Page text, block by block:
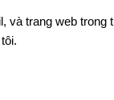
và trang web trong